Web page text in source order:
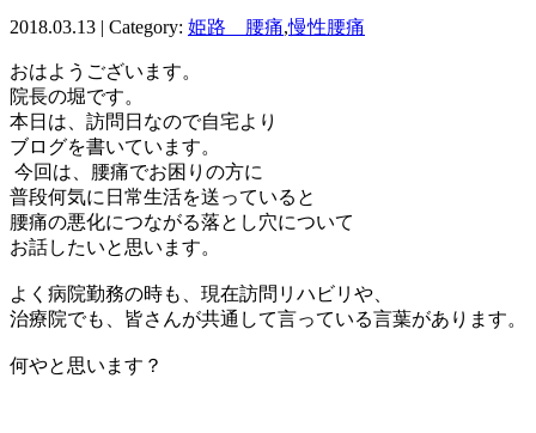
2018.03.13 | Category: 姫路 腰痛,慢性腰痛
おはようございます。
院長の堀です。
本日は、訪問日なので自宅より
ブログを書いています。
今回は、腰痛でお困りの方に
普段何気に日常生活を送っていると
腰痛の悪化につながる落とし穴について
お話したいと思います。
よく病院勤務の時も、現在訪問リハビリや、
治療院でも、皆さんが共通して言っている言葉があります。
何やと思います？